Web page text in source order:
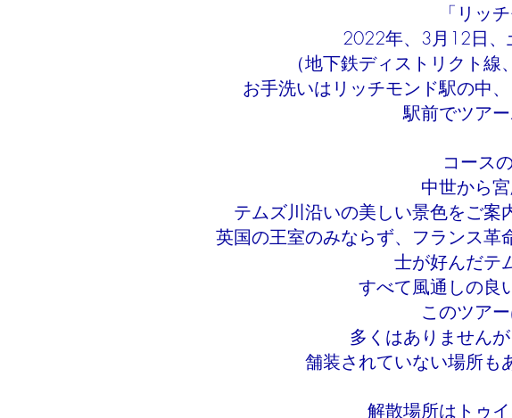
「リッ
2022年、3月12日、
（地下鉄ディストリクト
お手洗いはリッチモンド駅の中
駅前でツア
コース
中世から
テムズ川沿いの美しい景色をご案
英国の王室のみならず、フランス革
士が好んだテ
すべて風通しの良
このツア
多くはありません
舗装されていない場所も
解散場所はトゥ